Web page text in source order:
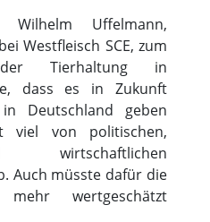
Uffelmann,
Westfleisch SCE, zum
Tierhaltung in
dass es in Zukunft
Deutschland geben
viel von politischen,
Auch müsste dafür die
wertgeschätzt